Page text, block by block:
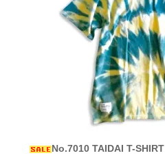
No.7010 TAIDAI T-